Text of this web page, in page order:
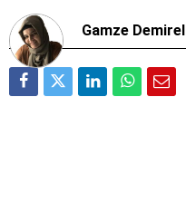
Gamze Demirel